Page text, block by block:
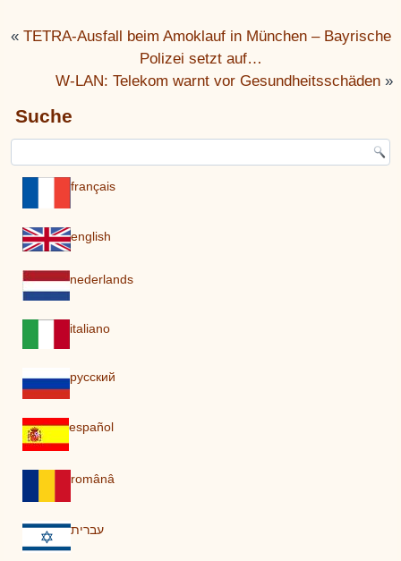
« TETRA-Ausfall beim Amoklauf in München – Bayrische
Polizei setzt auf…
W-LAN: Telekom warnt vor Gesundheitsschäden»
Suche
français
english
nederlands
italiano
pусский
español
românâ
עברית